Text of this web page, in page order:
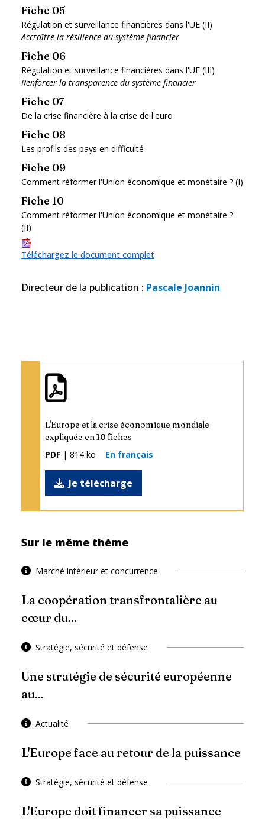
Fiche 05
Régulation et surveillance financières dans l'UE (II)
Accroître la résilience du système financier
Fiche 06
Régulation et surveillance financières dans l'UE (III)
Renforcer la transparence du système financier
Fiche 07
De la crise financière à la crise de l'euro
Fiche 08
Les profils des pays en difficulté
Fiche 09
Comment réformer l'Union économique et monétaire ? (I)
Fiche 10
Comment réformer l'Union économique et monétaire ?
(II)
Téléchargez le document complet
Directeur de la publication : Pascale Joannin
L'Europe et la crise économique mondiale
expliquée en 10 fiches
PDF | 814 ko En français
Je télécharge
Sur le même thème
Marché intérieur et concurrence
La coopération transfrontalière au
cœur du...
Stratégie, sécurité et défense
Une stratégie de sécurité européenne
au...
Actualité
L'Europe face au retour de la puissance
Stratégie, sécurité et défense
L'Europe doit financer sa puissance